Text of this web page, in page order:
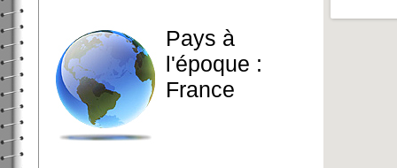
Pays à
l'époque :
France